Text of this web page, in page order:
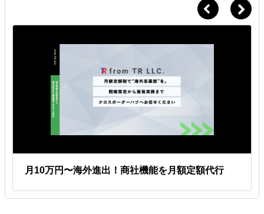
月10万円〜海外進出！商社機能を月額定額代行